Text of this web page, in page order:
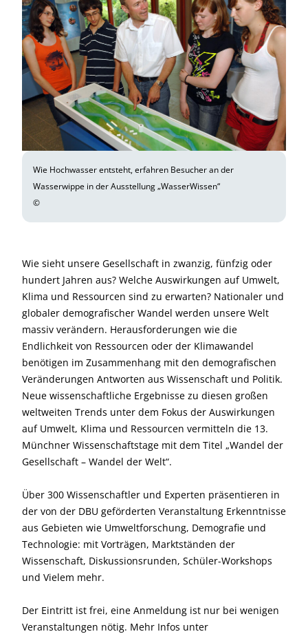
Wie Hochwasser entsteht, erfahren Besucher an der
Wasserwippe in der Ausstellung „WasserWissen“
©
Wie sieht unsere Gesellschaft in zwanzig, fünfzig oder
hundert Jahren aus? Welche Auswirkungen auf Umwelt,
Klima und Ressourcen sind zu erwarten? Nationaler und
globaler demografischer Wandel werden unsere Welt
massiv verändern. Herausforderungen wie die
Endlichkeit von Ressourcen oder der Klimawandel
benötigen im Zusammenhang mit den demografischen
Veränderungen Antworten aus Wissenschaft und Politik.
Neue wissenschaftliche Ergebnisse zu diesen großen
weltweiten Trends unter dem Fokus der Auswirkungen
auf Umwelt, Klima und Ressourcen vermitteln die 13.
Münchner Wissenschaftstage mit dem Titel „Wandel der
Gesellschaft – Wandel der Welt“.
Über 300 Wissenschaftler und Experten präsentieren in
der von der DBU geförderten Veranstaltung Erkenntnisse
aus Gebieten wie Umweltforschung, Demografie und
Technologie: mit Vorträgen, Marktständen der
Wissenschaft, Diskussionsrunden, Schüler-Workshops
und Vielem mehr.
Der Eintritt ist frei, eine Anmeldung ist nur bei wenigen
Veranstaltungen nötig. Mehr Infos unter